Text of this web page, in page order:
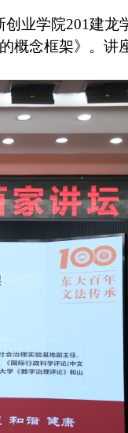
创业学院201建龙
概念框架》。讲